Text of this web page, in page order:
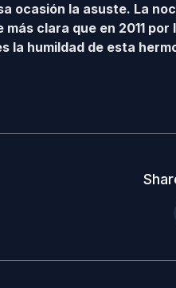
ocasión la asuste. La
clara que en 2011 por
la humildad de esta